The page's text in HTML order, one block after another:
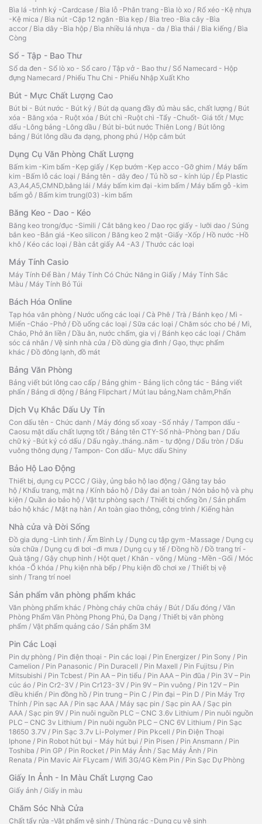
Bìa lá -trình ký -Cardcase / Bìa lỗ -Phân trang -Bìa lò xo / Rổ xéo -Kệ nhựa
-Kệ mica / Bìa nút -Cặp 12 ngăn -Bìa kẹp / Bìa treo -Bìa cây -Bìa
accor / Bìa dây -Bìa hộp / Bìa nhiều lá nhựa - da / Bìa thái / Bìa kiếng / Bìa
Còng
Sổ - Tập - Bao Thư
Sổ da đen - Sổ lò xo - Sổ caro / Tập vở - Bao thư/ Sổ Namecard - Hộp
đựng Namecard / Phiếu Thu Chi - Phiếu Nhập Xuất Kho
Bút - Mực Chất Lượng Cao
Bút bi - Bút nước - Bút ký / Bút dạ quang đầy đủ màu sắc, chất lượng / Bút
xóa - Băng xóa - Ruột xóa / Bút chì -Ruột chì -Tẩy -Chuốt- Giá tốt / Mực
dấu -Lông bảng -Lông dầu / Bút bi-bút nước Thiên Long / Bút lông
bảng / Bút lông dầu đa dạng, phong phú / Hộp cắm bút
Dụng Cụ Văn Phòng Chất Lượng
Bấm kim -Kim bấm -Kẹp giấy / Kẹp bướm -Kẹp acco -Gỡ ghim / Máy bấm
kim -Bấm lỗ các loại / Bảng tên - dây đeo / Tủ hồ sơ - kính lúp / Ép Plastic
A3,A4,A5,CMND,bằng lái / Máy bấm kim đại -kim bấm / Máy bấm gỗ -kim
bấm gỗ / Bấm kim trung(03) -kim bấm
Băng Keo - Dao - Kéo
Băng keo trong/đục -Simili / Cắt băng keo / Dao rọc giấy - lưỡi dao / Súng
bắn keo -Bắn giá -Keo silicon / Băng keo 2 mặt -Giấy -Xốp / Hồ nước -Hồ
khô / Kéo các loại / Bàn cắt giấy A4 -A3 / Thước các loại
Máy Tính Casio
Máy Tính Để Bàn / Máy Tính Có Chức Năng in Giấy / Máy Tính Sắc
Màu / Máy Tính Bỏ Túi
Bách Hóa Online
Tạp hóa văn phòng / Nước uống các loại / Cà Phê / Trà / Bánh kẹo / Mì -
Miến -Cháo -Phở /Đồ uống các loại / Sữa các loại / Chăm sóc cho bé / Mì,
Cháo, Phở ăn liền / Dầu ăn, nước chấm, gia vị / Bánh kẹo các loại / Chăm
sóc cá nhân / Vệ sinh nhà cửa /Đồ dùng gia đình / Gạo, thực phẩm
khác /Đồ đông lạnh, đồ mát
Bảng Văn Phòng
Bảng viết bút lông cao cấp / Bảng ghim - Bảng lịch công tác - Bảng viết
phấn / Bảng di động / Bảng Flipchart / Mút lau bảng,Nam châm,Phấn
Dịch Vụ Khắc Dấu Uy Tín
Con dấu tên - Chức danh / Máy đóng số xoay -Số nhảy / Tampon dấu -
Caosu mặt dấu chất lượng tốt / Bảng tên CTY-Số nhà-Phòng ban / Dấu
chữ ký -Bút ký có dấu / Dấu ngày..tháng..năm - tự động / Dấu tròn / Dấu
vuông thông dụng / Tampon- Con dấu- Mực dấu Shiny
Bảo Hộ Lao Động
Thiết bị, dụng cụ PCCC / Giày, ủng bảo hộ lao động / Găng tay bảo
hộ / Khẩu trang, mặt nạ / Kính bảo hộ / Dây đai an toàn / Nón bảo hộ và phụ
kiện / Quần áo bảo hộ / Vật tư phòng sạch / Thiết bị chống ồn / Sản phẩm
bảo hộ khác / Mặt nạ hàn / An toàn giao thông, công trình / Kiếng hàn
Nhà cửa và Đời Sống
Đồ gia dụng -Linh tinh / Ấm Bình Ly / Dụng cụ tập gym -Massage / Dụng cụ
sửa chữa / Dụng cụ đi bơi -đi mưa / Dụng cụ y tế /Đồng hồ /Đồ trang trí -
Quà tặng / Gậy chụp hình / Hột quẹt / Khăn - võng / Mùng -Mền -Gối / Móc
khóa -Ổ khóa / Phụ kiện nhà bếp / Phụ kiện đồ chơi xe / Thiết bị vệ
sinh / Trang trí noel
Sản phẩm văn phòng phẩm khác
Văn phòng phẩm khác / Phòng cháy chữa cháy / Bút / Dấu đóng / Văn
Phòng Phẩm Văn Phòng Phong Phú, Đa Dạng / Thiết bị văn phòng
phẩm / Vật phẩm quảng cáo / Sản phẩm 3M
Pin Các Loại
Pin dự phòng / Pin điện thoại - Pin các loại / Pin Energizer / Pin Sony / Pin
Camelion / Pin Panasonic / Pin Duracell / Pin Maxell / Pin Fujitsu / Pin
Mitsubishi / Pin Tcbest / Pin AA – Pin tiểu / Pin AAA – Pin đũa / Pin 3V – Pin
cúc áo / Pin Cr2-3V / Pin Cr123-3V / Pin 9V – Pin vuông / Pin 12V – Pin
điều khiển / Pin đồng hồ / Pin trung – Pin C / Pin đại – Pin D / Pin Máy Trợ
Thính / Pin sạc AA / Pin sạc AAA / Máy sạc pin / Sạc pin AA / Sạc pin
AAA / Sạc pin 9V / Pin nuôi nguồn PLC – CNC 3.6v Lithium / Pin nuôi nguồn
PLC – CNC 3v Lithium / Pin nuôi nguồn PLC – CNC 6V Lithium / Pin Sạc
18650 3.7V / Pin Sạc 3.7v Li-Polymer / Pin Pkcell / Pin Điện Thoại
Iphone / Pin Robot hút bụi - Máy hút bụi / Pin Pisen / Pin Ansmann / Pin
Toshiba / Pin GP / Pin Rocket / Pin Máy Ảnh / Sạc Máy Ảnh / Pin
Renata / Pin Mavic Air FLycam / Wifi 3G/4G Kèm Pin / Pin Sạc Dự Phòng
Giấy In Ảnh - In Màu Chất Lượng Cao
Giấy ảnh / Giấy in màu
Chăm Sóc Nhà Cửa
Chất tẩy rửa -Vật phẩm vệ sinh / Thùng rác -Dụng cụ vệ sinh